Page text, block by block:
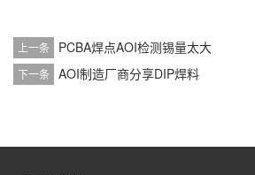
上一条 PCBA焊点AOI检测锡量太大
下一条 AOI制造厂商分享DIP焊料